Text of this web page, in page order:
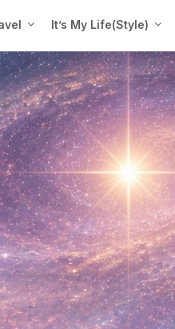
It’s My Life(Style)